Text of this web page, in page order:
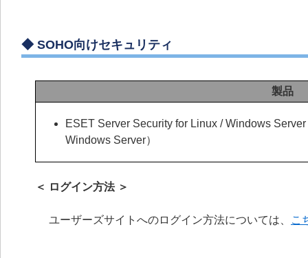
◆ SOHO向けセキュリティ
製品
ESET Server Security for Linux / Windows
Windows Server）
＜ ログイン方法 ＞
ユーザーズサイトへのログイン方法については、 こ